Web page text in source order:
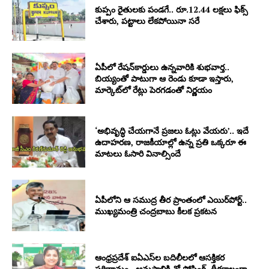
కుప్పం రైతులకు పండగే.. రూ.12.44 లక్షలు ఫిక్స్
చేశారు, పట్టాలు లేకపోయినా సరే
ఏపీలో రేషన్‌కార్డులు ఉన్నవారికి శుభవార్త..
బియ్యంతో పాటుగా ఆ రెండు కూడా ఇస్తారు,
మార్కెట్‌లో రేట్లు పెరగడంతో నిర్ణయం
‘అభివృద్ధి చేయగానే ప్రజలు ఓట్లు వేయరు’.. ఇదే
ఉదాహరణ, రాజకీయాల్లో ఉన్న ప్రతి ఒక్కరూ ఈ
మాటలు ఓసారి వినాల్సిందే
ఏపీలోని ఆ సముద్ర తీర ప్రాంతంలో ఎయిర్‌పోర్ట్..
ముఖ్యమంత్రి చంద్రబాబు కీలక ప్రకటన
ఆంధ్రప్రదేశ్ ఐఏఎస్‌ల బదిలీలలో ఆసక్తికర